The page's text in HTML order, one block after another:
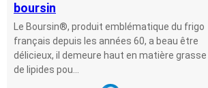
boursin
Le Boursin®, produit emblématique du frigo
français depuis les années 60, a beau être
délicieux, il demeure haut en matière grasse
de lipides pou...